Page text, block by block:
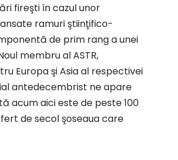
fireşti în cazul unor
ramuri ştiinţifico-
de prim rang a unei
membru al ASTR,
Europa şi Asia al respectivei
antedecembrist ne apare
acum aici este de peste 100
de secol şoseaua care